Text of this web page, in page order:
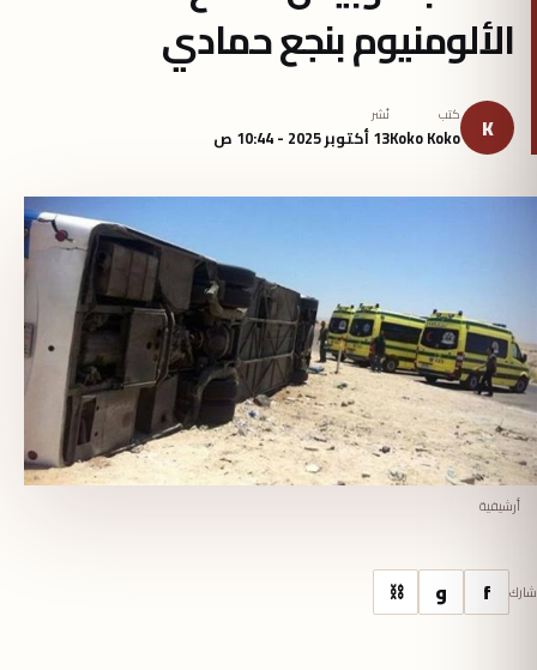
الألومنيوم بنجع حمادي
K كتب
Koko Koko
نُشر
13 أكتوبر 2025 - 10:44 ص
أرشيفية
شارك f و ⛓